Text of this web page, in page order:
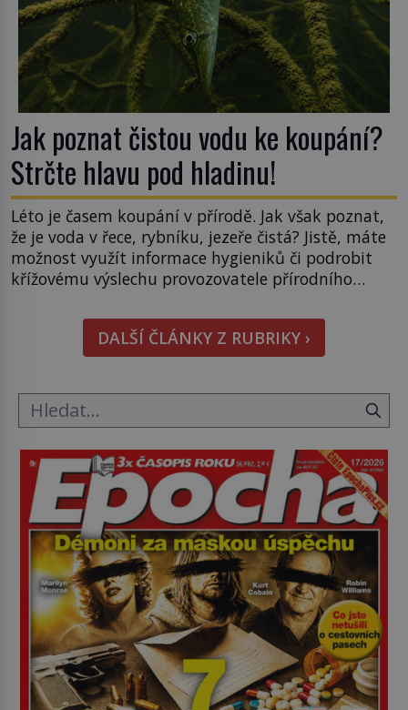
Jak poznat čistou vodu ke koupání?
Strčte hlavu pod hladinu!
Léto je časem koupání v přírodě. Jak však poznat,
že je voda v řece, rybníku, jezeře čistá? Jistě, máte
možnost využít informace hygieniků či podrobit
křížovému výslechu provozovatele přírodního
Podívat se pod hladinu a zjistit, kdo si onu
konkrétní vodní lokalitu oblíbil už dávno před
vámi. Říká se jim bioindikátory […]
DALŠÍ ČLÁNKY Z RUBRIKY ›